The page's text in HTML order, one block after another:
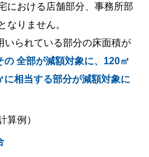
における店舗部分、事務所部
なりません。
られている部分の床面積が
の 全部が減額対象に、120㎡
に相当する部分が減額対象に
算例）